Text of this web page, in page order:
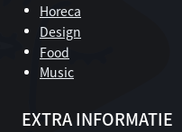
Horeca
Design
Food
Music
EXTRA INFORMATIE